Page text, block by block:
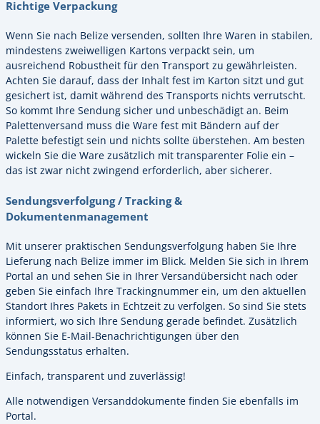
Richtige Verpackung
Wenn Sie nach Belize versenden, sollten Ihre Waren in stabilen,
mindestens zweiwelligen Kartons verpackt sein, um
ausreichend Robustheit für den Transport zu gewährleisten.
Achten Sie darauf, dass der Inhalt fest im Karton sitzt und gut
gesichert ist, damit während des Transports nichts verrutscht.
So kommt Ihre Sendung sicher und unbeschädigt an. Beim
Palettenversand muss die Ware fest mit Bändern auf der
Palette befestigt sein und nichts sollte überstehen. Am besten
wickeln Sie die Ware zusätzlich mit transparenter Folie ein –
das ist zwar nicht zwingend erforderlich, aber sicherer.
Sendungsverfolgung / Tracking &
Dokumentenmanagement
Mit unserer praktischen Sendungsverfolgung haben Sie Ihre
Lieferung nach Belize immer im Blick. Melden Sie sich in Ihrem
Portal an und sehen Sie in Ihrer Versandübersicht nach oder
geben Sie einfach Ihre Trackingnummer ein, um den aktuellen
Standort Ihres Pakets in Echtzeit zu verfolgen. So sind Sie stets
informiert, wo sich Ihre Sendung gerade befindet. Zusätzlich
können Sie E-Mail-Benachrichtigungen über den
Sendungsstatus erhalten.
Einfach, transparent und zuverlässig!
Alle notwendigen Versanddokumente finden Sie ebenfalls im
Portal.